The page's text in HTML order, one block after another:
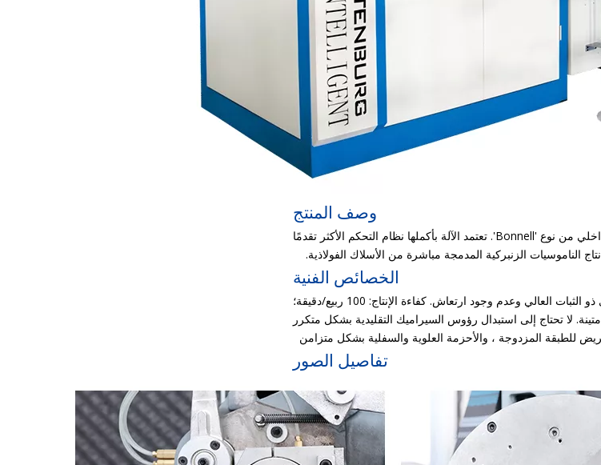
وصف المنتج
إن خط إنتاج الزنبرك الأوتوماتيكي Bonnell SX-100T هو أحدث طراز لإنتاج وحدات الزنبرك الداخلي من نوع 'Bonnell'. تعتمد الآلة بأكملها نظام التحكم الأكثر تقدمًا
الخصائص الفنية
تفاصيل الصور